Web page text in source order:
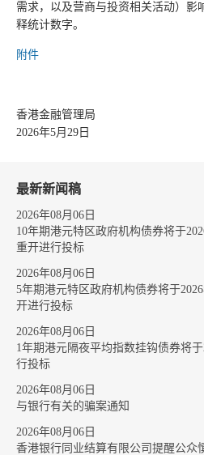
需求，以及营商与投资相关活动）影
释统计数字。
附件
香港金融管理局
2026年5月29日
最新新闻稿
2026年08月06日
10年期港元特区政府机构债券将于
重开进行投标
2026年08月06日
5年期港元特区政府机构债券将于
开进行投标
2026年08月06日
1年期港元隔夜平均指数挂钩债券将
行投标
2026年08月06日
与银行有关的骗案通知
2026年08月06日
香港银行同业结算有限公司提醒公众